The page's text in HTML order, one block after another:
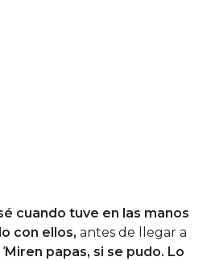
cuando tuve en las manos
con ellos, antes de llegar a
Miren papas, si se pudo. Lo